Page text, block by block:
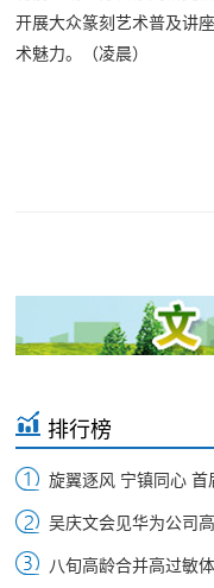
开展大众篆刻艺术普及讲
术魅力。（凌晨）
排行榜
旋翼逐风 宁镇同心 首
吴庆文会见华为公司
八旬高龄合并高过敏